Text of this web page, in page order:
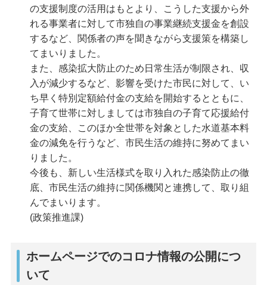
の支援制度の活用はもとより、こうした支援から外
れる事業者に対して市独自の事業継続支援金を創設
するなど、関係者の声を聞きながら支援策を構築し
てまいりました。
また、感染拡大防止のため日常生活が制限され、収
入が減少するなど、影響を受けた市民に対して、い
ち早く特別定額給付金の支給を開始するとともに、
子育て世帯に対しましては市独自の子育て応援給付
金の支給、このほか全世帯を対象とした水道基本料
金の減免を行うなど、市民生活の維持に努めてまい
りました。
今後も、新しい生活様式を取り入れた感染防止の徹
底、市民生活の維持に関係機関と連携して、取り組
んでまいります。
(政策推進課)
ホームページでのコロナ情報の公開につ
いて